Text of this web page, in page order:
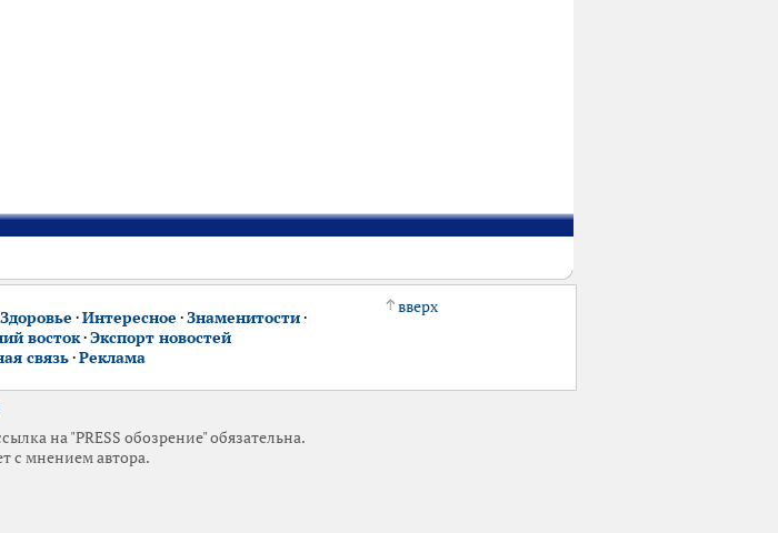
Здоровье ·Интересное ·Знаменитости·
восток·Экспорт новостей
связь·Реклама
вверх
на "PRESS обозрение" обязательна.
с мнением автора.